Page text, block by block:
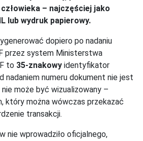
– najczęściej jako
lub wydruk papierowy.
dopiero po nadaniu
przez system Ministerstwa
to 35-znakowy identyfikator
nadaniem numeru dokument nie jest
może być wizualizowany –
który można wówczas przekazać
transakcji.
nie wprowadziło oficjalnego,